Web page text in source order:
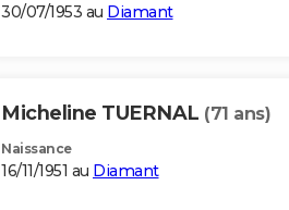
30/07/1953 au Diamant
Micheline TUERNAL (71 ans)
Naissance
16/11/1951 au Diamant